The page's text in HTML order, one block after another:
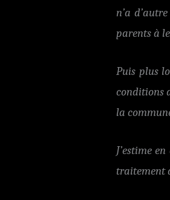
n’a
parents à
Puis plus
conditions
la
J’estime
traitement